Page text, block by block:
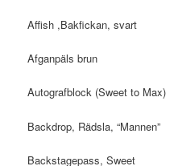
Affish ,Bakfickan, svart
Afganpäls brun
Autografblock (Sweet to Max)
Backdrop, Rädsla, “Mannen”
Backstagepass, Sweet